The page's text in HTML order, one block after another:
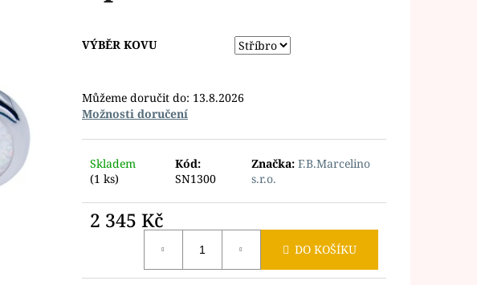
VÝBĚR KOVU
Můžeme doručit do: 13.8.2026
Možnosti doručení
Skladem
(1 ks)
Kód:
SN1300
Značka:F.B.Marcelino
s.r.o.
2 345 Kč
DO KOŠÍKU